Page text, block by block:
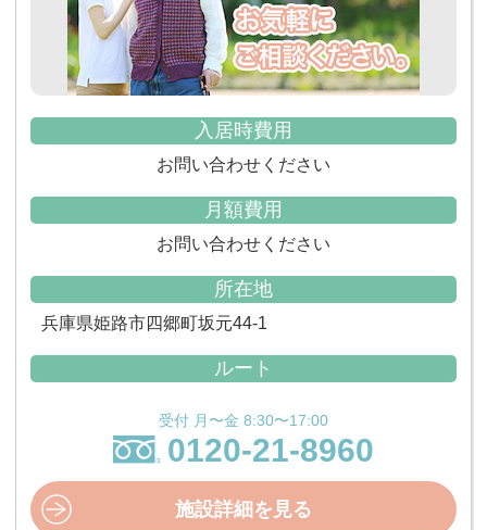
入居時費用
お問い合わせください
月額費用
お問い合わせください
所在地
兵庫県姫路市四郷町坂元44-1
ルート
受付 月〜金 8:30〜17:00
0120-21-8960
施設詳細を見る